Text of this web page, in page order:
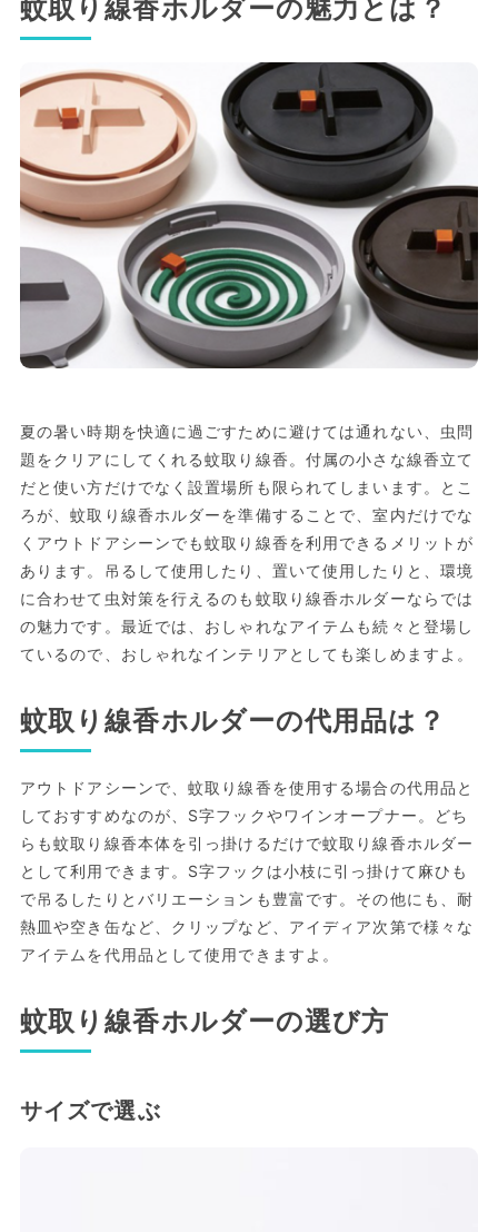
蚊取り線香ホルダーの魅力とは？
夏の暑い時期を快適に過ごすために避けては通れない、虫問
題をクリアにしてくれる蚊取り線香。付属の小さな線香立て
だと使い方だけでなく設置場所も限られてしまいます。とこ
ろが、蚊取り線香ホルダーを準備することで、室内だけでな
くアウトドアシーンでも蚊取り線香を利用できるメリットが
あります。吊るして使用したり、置いて使用したりと、環境
に合わせて虫対策を行えるのも蚊取り線香ホルダーならでは
の魅力です。最近では、おしゃれなアイテムも続々と登場し
ているので、おしゃれなインテリアとしても楽しめますよ。
蚊取り線香ホルダーの代用品は？
アウトドアシーンで、蚊取り線香を使用する場合の代用品と
しておすすめなのが、S字フックやワインオープナー。どち
らも蚊取り線香本体を引っ掛けるだけで蚊取り線香ホルダー
として利用できます。S字フックは小枝に引っ掛けて麻ひも
で吊るしたりとバリエーションも豊富です。その他にも、耐
熱皿や空き缶など、クリップなど、アイディア次第で様々な
アイテムを代用品として使用できますよ。
蚊取り線香ホルダーの選び方
サイズで選ぶ